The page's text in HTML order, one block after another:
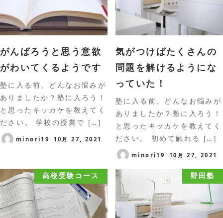
がんばろうと思う意欲
がわいてくるようです
塾に入る前、どんなお悩みが
ありましたか？塾に入ろう！
と思ったキッカケを教えてく
ださい。 学校の授業で […]
minori19 10月 27, 2021
気がつけばたくさんの
問題を解けるようにな
っていた！
塾に入る前、どんなお悩みが
ありましたか？塾に入ろう！
と思ったキッカケを教えてく
ださい。 初めて触れる […]
minori19 10月 27, 2021
高校受験コース 野田塾